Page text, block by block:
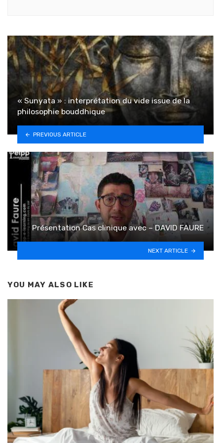
« Sunyata » : interprétation du vide issue de la
philosophie bouddhique
PREVIOUS ARTICLE
Présentation Cas clinique avec – DAVID FAURE
NEXT ARTICLE
YOU MAY ALSO LIKE